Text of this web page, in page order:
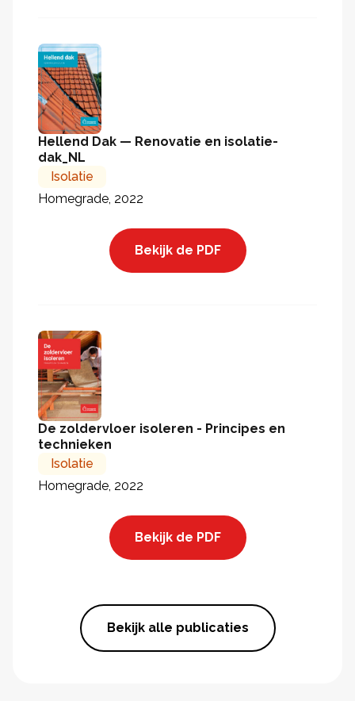
Hellend Dak — Renovatie en isolatie-
dak_NL
Isolatie
Homegrade, 2022
Bekijk de PDF
De zoldervloer isoleren - Principes en
technieken
Isolatie
Homegrade, 2022
Bekijk de PDF
Bekijk alle publicaties